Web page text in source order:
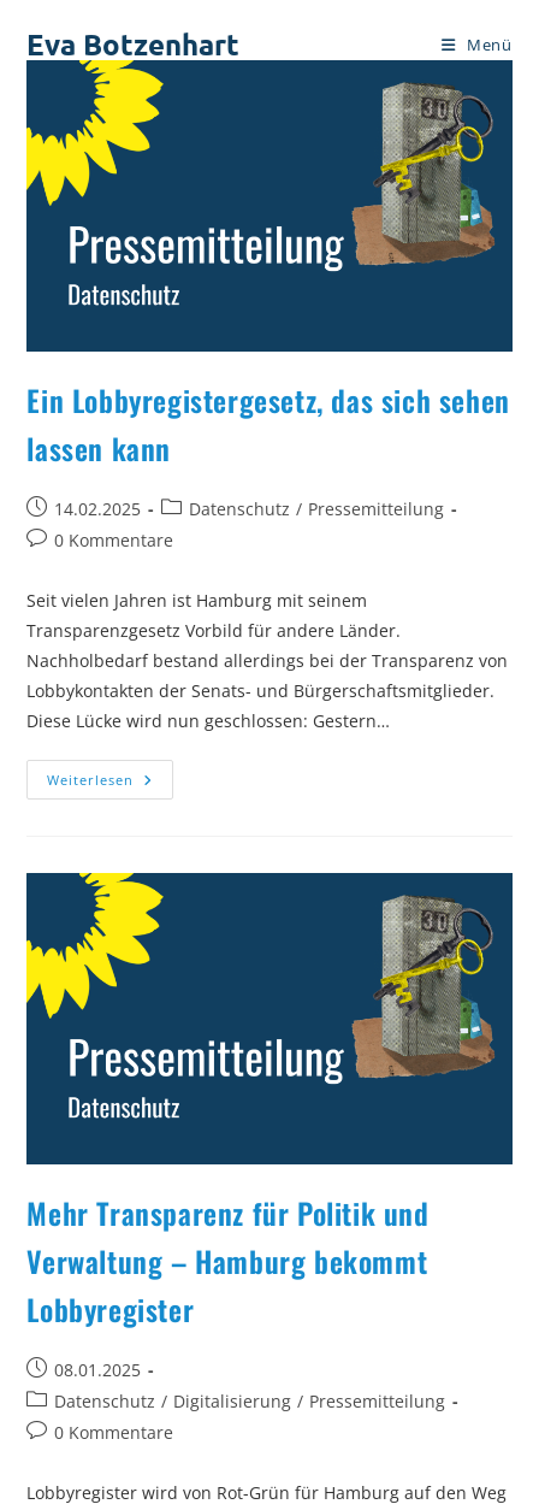
InhaltEva Botzenhart Menü
Ein Lobbyregistergesetz, das sich sehen
lassen kann
Beitrag
veröffentlicht:
14.02.2025
Beitrags-
Kategorie:
Datenschutz / Pressemitteilung
Beitrags-
0 Kommentare
Seit vielen Jahren ist Hamburg mit seinem
Transparenzgesetz Vorbild für andere Länder.
Nachholbedarf bestand allerdings bei der Transparenz von
Lobbykontakten der Senats- und Bürgerschaftsmitglieder.
Diese Lücke wird nun geschlossen: Gestern…
Weiterlesen Ein
Lobbyregistergesetz,
Kann
Mehr Transparenz für Politik und
Verwaltung – Hamburg bekommt
Lobbyregister
Beitrag
veröffentlicht:
08.01.2025
Beitrags-
Kategorie:
Datenschutz / Digitalisierung / Pressemitteilung
Beitrags-
0 Kommentare
Lobbyregister wird von Rot-Grün für Hamburg auf den Weg